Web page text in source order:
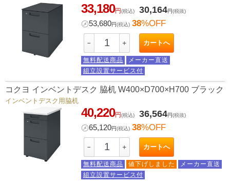
33,180円(税込) 30,164円(税抜)
㋱53,680円(税込) 38%OFF
－ ＋ カートへ
無料配送商品
メーカー直送
組立設置サービス付
コクヨ インベントデスク 脇机 W400×D700×H700 ブラック
インベントデスク用脇机
40,220円(税込) 36,564円(税抜)
㋱65,120円(税込) 38%OFF
－ ＋ カートへ
無料配送商品 値下げしました
メーカー直送
組立設置サービス付